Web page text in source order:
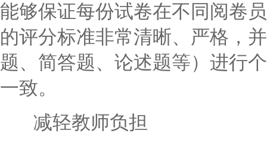
能够保证每份试卷在不同阅卷
的评分标准非常清晰、严格，
题、简答题、论述题等）进行
一致。
减轻教师负担